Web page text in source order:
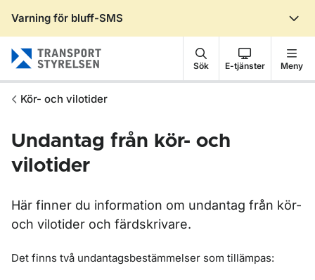
Varning för bluff-SMS
Sök E-tjänster Meny
Kör- och vilotider
Undantag från kör- och
vilotider
Här finner du information om undantag från kör-
och vilotider och färdskrivare.
Det finns två undantagsbestämmelser som tillämpas: